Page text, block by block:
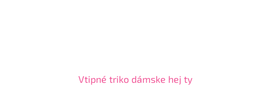
Vtipné triko dámske hej ty